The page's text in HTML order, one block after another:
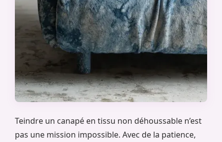
Teindre un canapé en tissu non déhoussable n’est
pas une mission impossible. Avec de la patience,